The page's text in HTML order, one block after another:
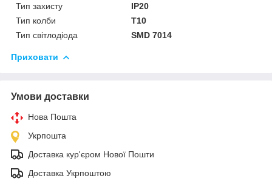
Тип захисту
IP20
Тип колби
T10
Тип світлодіода
SMD 7014
Приховати
Умови доставки
Нова Пошта
Укрпошта
Доставка кур'єром Нової Пошти
Доставка Укрпоштою